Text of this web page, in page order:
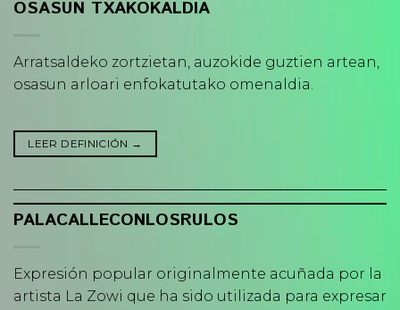
OSASUN TXAKOKALDIA
Arratsaldeko zortzietan, auzokide guztien artean,
osasun arloari enfokatutako omenaldia.
LEER DEFINICIÓN →
PALACALLECONLOSRULOS
Expresión popular originalmente acuñada por la
artista La Zowi que ha sido utilizada para expresar